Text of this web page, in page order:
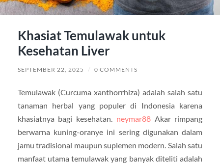
Khasiat Temulawak untuk
Kesehatan Liver
SEPTEMBER 22, 2025 / 0 COMMENTS
Temulawak (Curcuma xanthorrhiza) adalah salah satu
tanaman herbal yang populer di Indonesia karena
khasiatnya bagi kesehatan. neymar88Akar rimpang
berwarna kuning-oranye ini sering digunakan dalam
jamu tradisional maupun suplemen modern. Salah satu
manfaat utama temulawak yang banyak diteliti adalah